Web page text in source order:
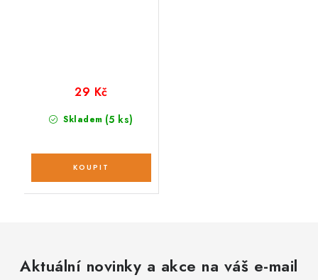
Skladem (5 ks)
29 Kč
Aktuální novinky a akce na váš e-mail